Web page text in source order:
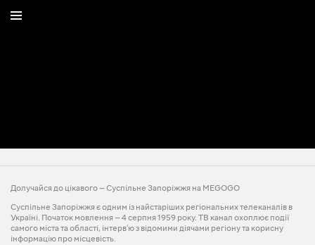
Долучайся до цікавого — Суспільне Запоріжжя на MEGOGO
Суспільне Запоріжжя є одним із найстаріших регіональних телеканалів в
Україні. Початок мовлення — 4 серпня 1959 року. ТВ канал охоплює події
самого міста та області, інтерв’ю з відомими діячами регіону та корисну
інформацію про місцевість.